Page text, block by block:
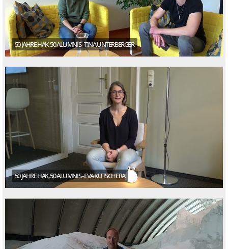
50 JAHRE HAK, 50 ALUMNIS - TINA UNTERBERGER
50 JAHRE HAK, 50 ALUMNIS - EVA KUTSCHERA